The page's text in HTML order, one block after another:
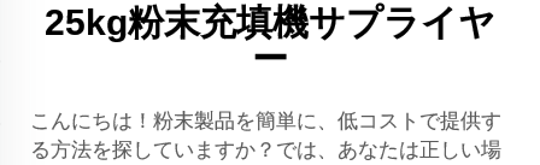
25kg粉末充填機サプライヤ
ー
こんにちは！粉末製品を簡単に、低コストで提供す
る方法を探していますか？では、あなたは正しい場